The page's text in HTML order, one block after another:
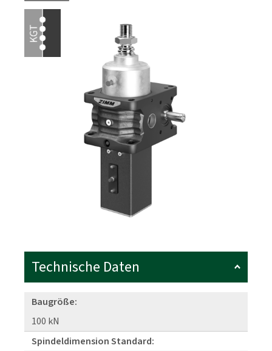
Technische Daten
Baugröße:
100 kN
Spindeldimension Standard: